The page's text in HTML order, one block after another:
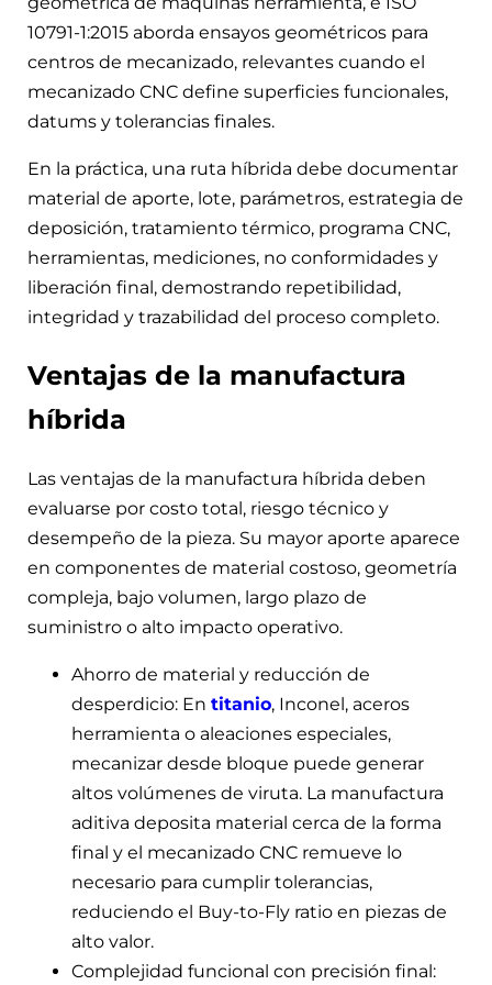
10791-1:2015 aborda ensayos geométricos para
centros de mecanizado, relevantes cuando el
mecanizado CNC define superficies funcionales,
datums y tolerancias finales.
En la práctica, una ruta híbrida debe documentar
material de aporte, lote, parámetros, estrategia de
deposición, tratamiento térmico, programa CNC,
herramientas, mediciones, no conformidades y
liberación final, demostrando repetibilidad,
integridad y trazabilidad del proceso completo.
Ventajas de la manufactura
híbrida
Las ventajas de la manufactura híbrida deben
evaluarse por costo total, riesgo técnico y
desempeño de la pieza. Su mayor aporte aparece
en componentes de material costoso, geometría
compleja, bajo volumen, largo plazo de
suministro o alto impacto operativo.
Ahorro de material y reducción de
desperdicio: En titanio, Inconel, aceros
herramienta o aleaciones especiales,
mecanizar desde bloque puede generar
altos volúmenes de viruta. La manufactura
aditiva deposita material cerca de la forma
final y el mecanizado CNC remueve lo
necesario para cumplir tolerancias,
reduciendo el Buy-to-Fly ratio en piezas de
alto valor.
Complejidad funcional con precisión final: